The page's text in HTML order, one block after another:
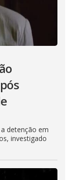
detenção em
investigado